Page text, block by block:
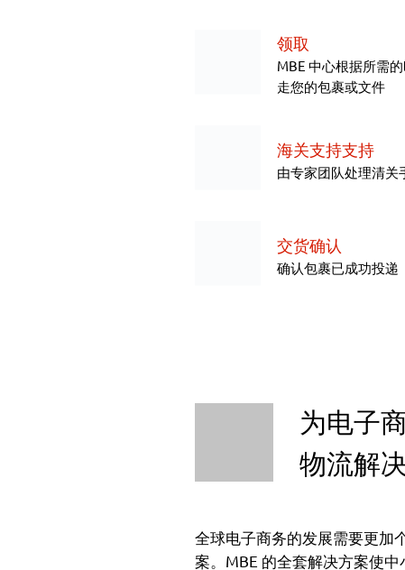
领取
MBE 中心根据所需
走您的包裹或文件
海关支持支持
由专家团队处理清关
交货确认
确认包裹已成功投递
为电子
物流解
全球电子商务的发展需要更加
案。MBE 的全套解决方案使中